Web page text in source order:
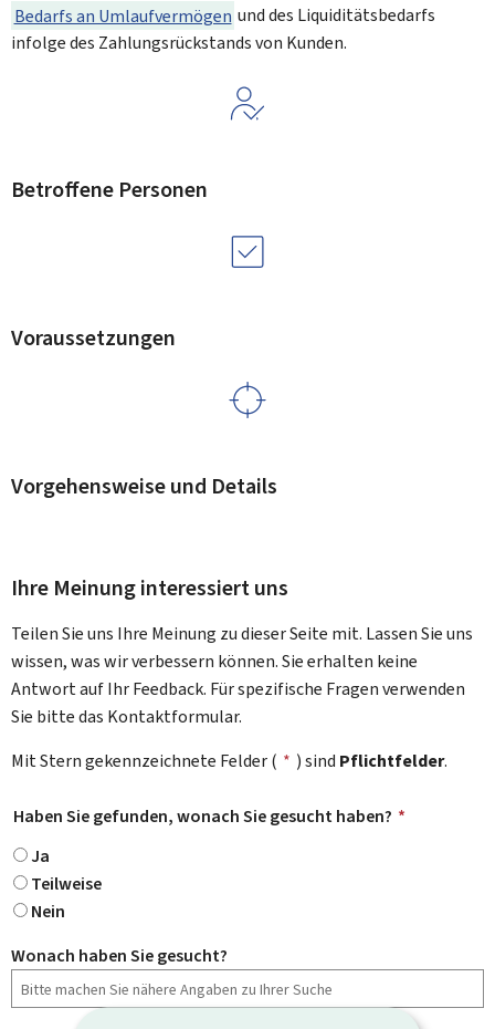
Bedarfs an Umlaufvermögen und des Liquiditätsbedarfs
infolge des Zahlungsrückstands von Kunden.
Betroffene Personen
Voraussetzungen
Vorgehensweise und Details
Ihre Meinung interessiert uns
Teilen Sie uns Ihre Meinung zu dieser Seite mit. Lassen Sie uns
wissen, was wir verbessern können. Sie erhalten keine
Antwort auf Ihr Feedback. Für spezifische Fragen verwenden
Sie bitte das Kontaktformular.
Mit Stern gekennzeichnete Felder ( * ) sind Pflichtfelder.
Haben Sie gefunden, wonach Sie gesucht haben? *
Ja
Teilweise
Nein
Wonach haben Sie gesucht?